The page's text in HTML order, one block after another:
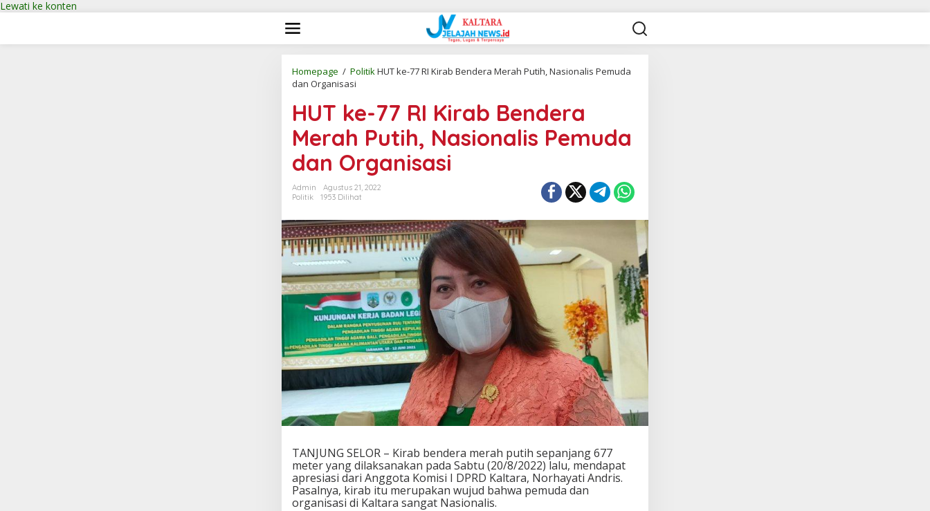
Lewati ke konten
Homepage / PolitikHUT ke-77 RI Kirab Bendera Merah Putih, Nasionalis Pemuda
dan Organisasi
HUT ke-77 RI Kirab Bendera
Merah Putih, Nasionalis Pemuda
dan Organisasi
Admin
Agustus 21, 2022
Politik
1953 Dilihat
TANJUNG SELOR – Kirab bendera merah putih sepanjang 677
meter yang dilaksanakan pada Sabtu (20/8/2022) lalu, mendapat
apresiasi dari Anggota Komisi I DPRD Kaltara, Norhayati Andris.
Pasalnya, kirab itu merupakan wujud bahwa pemuda dan
organisasi di Kaltara sangat Nasionalis.